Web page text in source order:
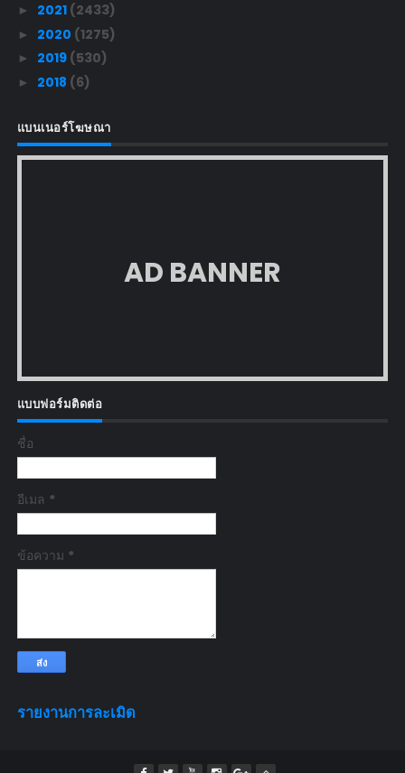
► 2021 (2433)
► 2020 (1275)
► 2019 (530)
► 2018 (6)
แบนเนอร์โฆษณา
AD BANNER
แบบฟอร์มติดต่อ
ชื่อ
อีเมล *
ข้อความ *
รายงานการละเมิด